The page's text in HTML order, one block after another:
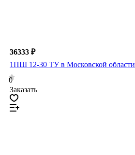
36333 ₽
1ПШ 12-30 ТУ в Московской области
0
Заказать